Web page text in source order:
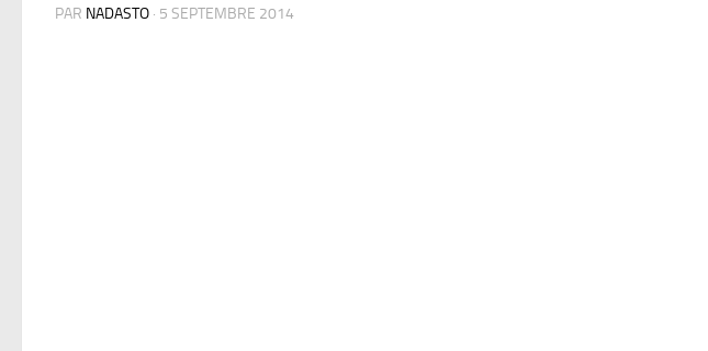
PAR NADASTO · 5 SEPTEMBRE 2014